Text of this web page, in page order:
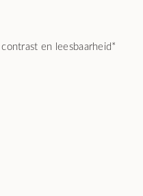
en leesbaarheid*